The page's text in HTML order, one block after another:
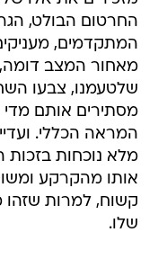
החרטום הבולט,
המתקדמים,
מאחור המצב דומה,
שלטעמנו, צבעו
מסתירים אותם
המראה הכללי.
מלא נוכחות בזכות
אותו מהקרקע
קשוח, למרות
שלו.